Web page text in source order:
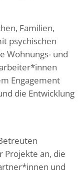
Familien,
psychischen
Wohnungs- und
Engagement
die Entwicklung
Projekte an, die
und